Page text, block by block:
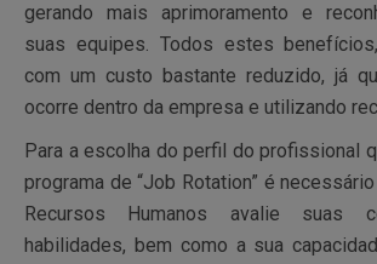
gerando mais aprimoramento e
suas equipes. Todos estes
com um custo bastante reduzido, já
ocorre dentro da empresa e utilizando
Para a escolha do perfil do profissional
programa de “Job Rotation” é
Recursos Humanos avalie suas
habilidades, bem como a sua